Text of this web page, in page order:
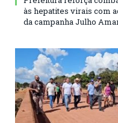
às hepatites virais com
da campanha Julho